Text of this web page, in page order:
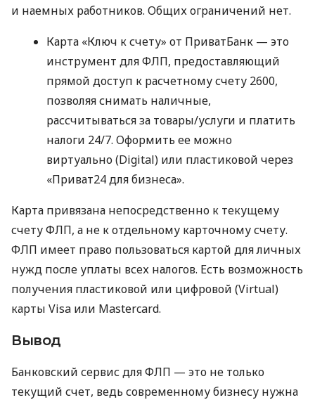
и наемных работников. Общих ограничений нет.
Карта «Ключ к счету» от ПриватБанк — это
инструмент для ФЛП, предоставляющий
прямой доступ к расчетному счету 2600,
позволяя снимать наличные,
рассчитываться за товары/услуги и платить
налоги 24/7. Оформить ее можно
виртуально (Digital) или пластиковой через
«Приват24 для бизнеса».
Карта привязана непосредственно к текущему
счету ФЛП, а не к отдельному карточному счету.
ФЛП имеет право пользоваться картой для личных
нужд после уплаты всех налогов. Есть возможность
получения пластиковой или цифровой (Virtual)
карты Visa или Mastercard.
Вывод
Банковский сервис для ФЛП — это не только
текущий счет, ведь современному бизнесу нужна